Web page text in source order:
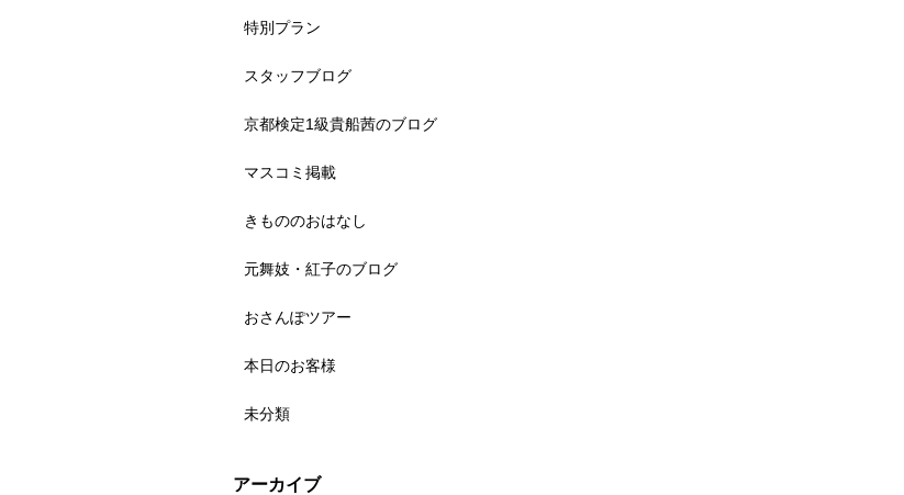
特別プラン
スタッフブログ
京都検定1級貴船茜のブログ
マスコミ掲載
きもののおはなし
元舞妓・紅子のブログ
おさんぽツアー
本日のお客様
未分類
アーカイブ